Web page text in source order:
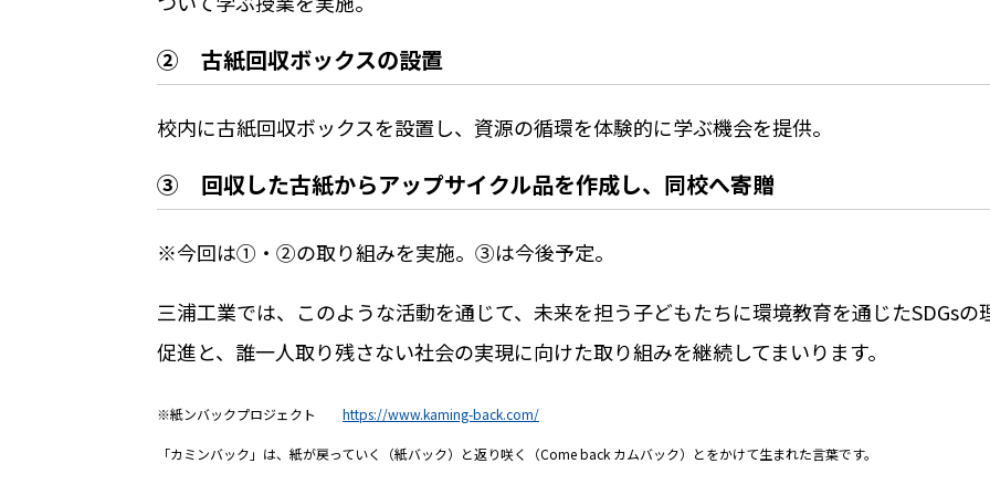
② 古紙回収ボックスの設置
校内に古紙回収ボックスを設置し、資源の循環を体験的に学ぶ機会を提供。
③ 回収した古紙からアップサイクル品を作成し、同校へ寄贈
※今回は①・②の取り組みを実施。③は今後予定。
三浦工業では、このような活動を通じて、未来を担う子どもたちに環境教育を通じたSDGsの
促進と、誰一人取り残さない社会の実現に向けた取り組みを継続してまいります。
※紙ンバックプロジェクト https://www.kaming-back.com/
「カミンバック」は、紙が戻っていく（紙バック）と返り咲く（Come back カムバック）とをかけて生まれた言葉です。